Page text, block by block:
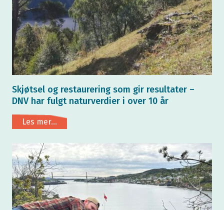
Skjøtsel og restaurering som gir resultater –
DNV har fulgt naturverdier i over 10 år
Les mer...